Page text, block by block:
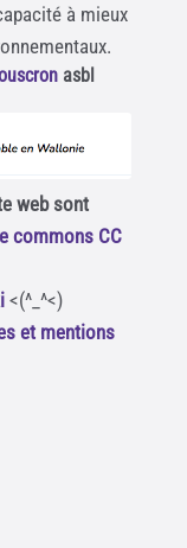
à mieux
asbl
web sont
commons CC
<(^_^<)
et mentions